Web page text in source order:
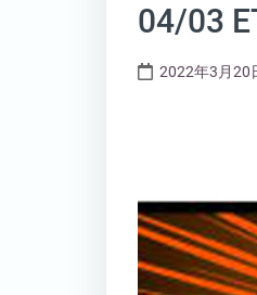
04/03
2022年3月20